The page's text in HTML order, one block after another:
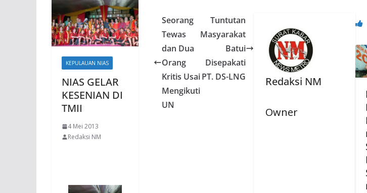
KEPULAUAN NIAS
NIAS GELAR
KESENIAN DI
TMII
4 Mei 2013
Redaksi NM
Seorang
Tewas
dan Dua
Orang
Kritis Usai
Mengikuti
UN
Tuntutan
Masyarakat
Batui
Disepakati
PT. DS-LNG
Redaksi NM
Owner